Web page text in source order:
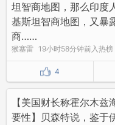
坦智商地图，那么印度
基斯坦智商地图，又暴
商……
猴塞雷 19小时58分钟前入热榜
4
【美国财长称霍尔木
要性】贝森特说，鉴于